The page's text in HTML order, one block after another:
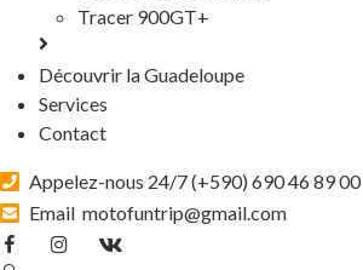
Tracer 900GT+
Découvrir la Guadeloupe
Services
Contact
Appelez-nous 24/7 (+590) 690 46 89 00
Email motofuntrip@gmail.com